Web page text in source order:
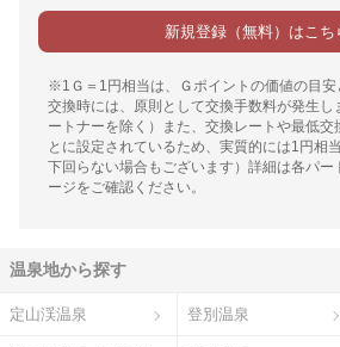
新規登録（無料）はこち
※1Ｇ＝1円相当は、Ｇポイントの価値の目安
交換時には、原則として交換手数料が発生し
ートナーを除く）また、交換レートや最低交
とに設定されているため、実質的には1円相
下回らない場合もございます）詳細は各パー
ージをご確認ください。
温泉地から探す
定山渓温泉 登別温泉